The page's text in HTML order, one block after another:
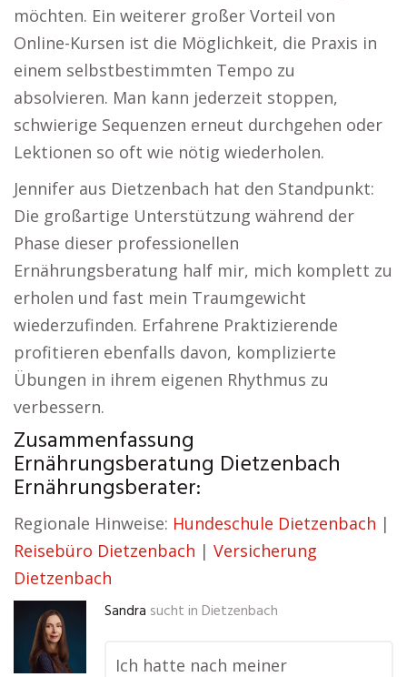
möchten. Ein weiterer großer Vorteil von
Online-Kursen ist die Möglichkeit, die Praxis in
einem selbstbestimmten Tempo zu
absolvieren. Man kann jederzeit stoppen,
schwierige Sequenzen erneut durchgehen oder
Lektionen so oft wie nötig wiederholen.
Jennifer aus Dietzenbach hat den Standpunkt:
Die großartige Unterstützung während der
Phase dieser professionellen
Ernährungsberatung half mir, mich komplett zu
erholen und fast mein Traumgewicht
wiederzufinden. Erfahrene Praktizierende
profitieren ebenfalls davon, komplizierte
Übungen in ihrem eigenen Rhythmus zu
verbessern.
Zusammenfassung
Ernährungsberatung Dietzenbach
Ernährungsberater:
Regionale Hinweise: Hundeschule Dietzenbach |
Reisebüro Dietzenbach | Versicherung
Dietzenbach
Sandra sucht in Dietzenbach
Ich hatte nach meiner